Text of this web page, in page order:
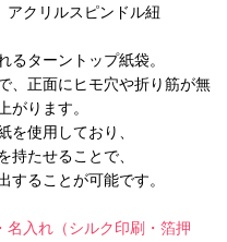
クリルスピンドル紐
るターントップ紙袋。
、正面にヒモ穴や折り筋が無
がります。
を使用しており、
持たせることで、
することが可能です。
入れ（シルク印刷・箔押